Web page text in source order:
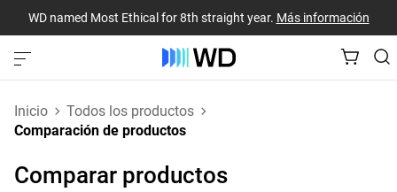
WD named Most Ethical for 8th straight year. Más información
Inicio
Todos los productos
Comparación de productos
Comparar productos